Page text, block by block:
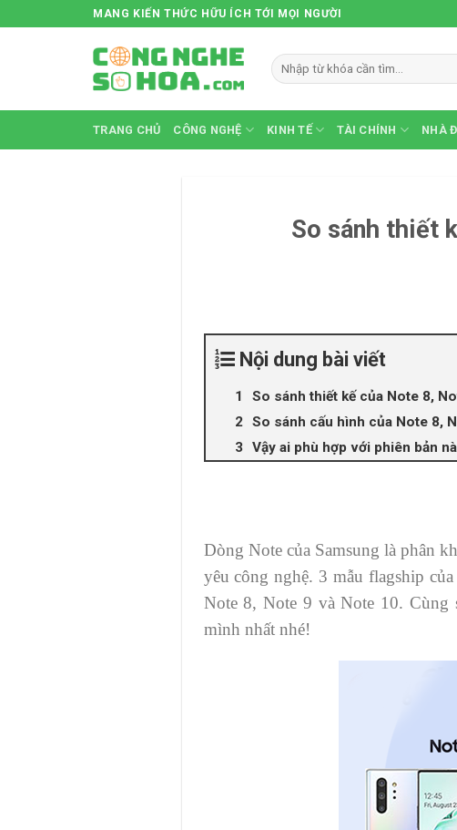
to
MANG KIẾN THỨC HỮU ÍCH TỚI MỌI NGƯỜI
TRANG CHỦ CÔNG NGHỆ KINH TẾ TÀI CHÍNH NHÀ
So sánh thiết
Nội dung bài viết
So sánh thiết kế của Note 8,
So sánh cấu hình của Note 8,
Vậy ai phù hợp với phiên bản
Dòng Note của Samsung là phân
yêu công nghệ. 3 mẫu flagship
Note 8, Note 9 và Note 10. Cùng
mình nhất nhé!